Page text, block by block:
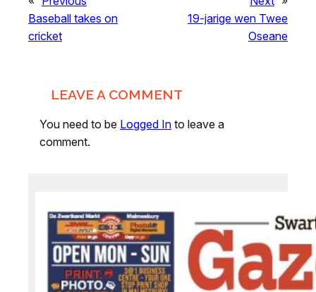
Baseball takes on
cricket
19-jarige wen Twee
Oseane
LEAVE A COMMENT
You need to be Logged In to leave a
comment.